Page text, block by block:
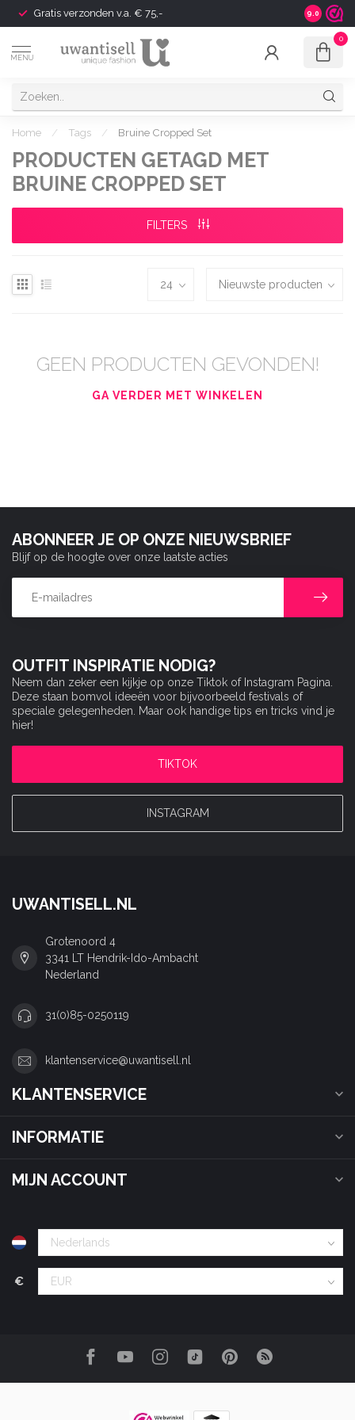
Gratis verzonden v.a. € 75,- Shipping
9.0
MENU
0
Home / Tags / Bruine Cropped Set
PRODUCTEN GETAGD MET
BRUINE CROPPED SET
FILTERS
GEEN PRODUCTEN GEVONDEN!
GA VERDER MET WINKELEN
OUTFIT INSPIRATIE NODIG?
Neem dan zeker een kijkje op onze Tiktok of Instagram Pagina.
Deze staan bomvol ideeën voor bijvoorbeeld festivals of
speciale gelegenheden. Maar ook handige tips en tricks vind je
hier!
TIKTOK
INSTAGRAM
ABONNEER JE OP ONZE NIEUWSBRIEF
Blijf op de hoogte over onze laatste acties
UWANTISELL.NL
Grotenoord 4
3341 LT Hendrik-Ido-Ambacht
Nederland
31(0)85-0250119
klantenservice@uwantisell.nl
KLANTENSERVICE
INFORMATIE
MIJN ACCOUNT
€